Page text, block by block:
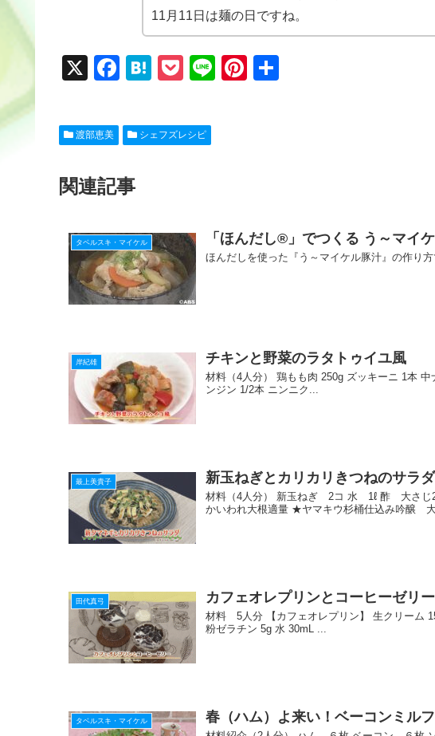
11月11日は麺の日ですね。
X
F
c
e
b
o
k
H
e
n
P
ck
et
Li
Pi
渡部恵美 シェフズレシピ
関連記事
タベルスキ・マイケル 「ほんだし®」でつくる う～マイ
ほんだしを使った『う～マイケル豚汁』の作り方
岸紀雄 チキンと野菜のラタトゥイユ風
材料（4人分） 鶏もも肉 250g ズッキーニ 1本
ンジン 1/2本 ニンニク...
最上美貴子 新玉ねぎとカリカリきつねのサラダ
材料（4人分） 新玉ねぎ 2コ 水 1ℓ 酢 大さ
かいわれ大根適量 ★ヤマキウ杉桶仕込み吟醸
田代真弓 カフェオレプリンとコーヒーゼリー
材料 5人分 【カフェオレプリン】 生クリーム
粉ゼラチン 5g 水 30mL ...
タベルスキ・マイケル 春（ハム）よ来い！ベーコンミル